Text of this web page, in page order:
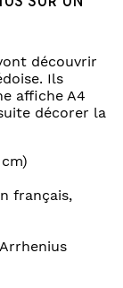
découvrir
Ils
affiche A4
décorer la
français,